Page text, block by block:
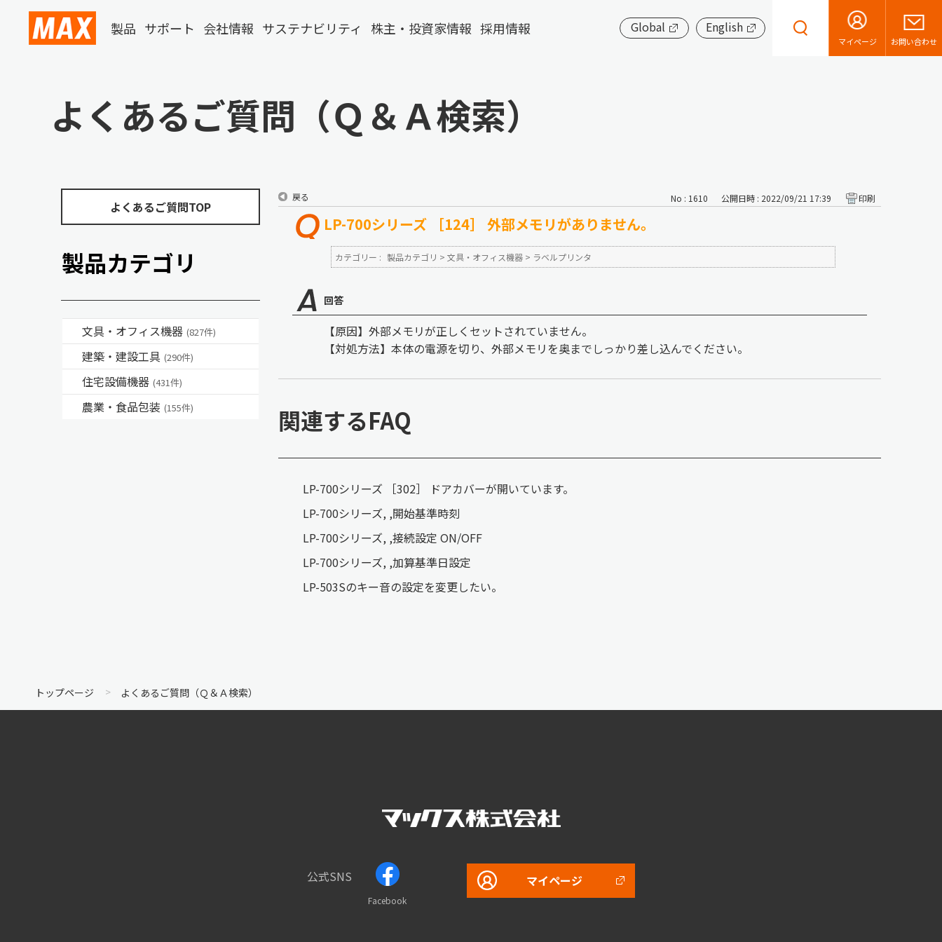
製品 サポート 会社情報 サステナビリティ 株主・投資家情報 採用情報 Global English
マイページ お問い合わせ
よくあるご質問（Ｑ＆Ａ検索）
よくあるご質問TOP
製品カテゴリ
文具・オフィス機器 (827件)
建築・建設工具 (290件)
住宅設備機器 (431件)
農業・食品包装 (155件)
戻る No : 1610 公開日時 : 2022/09/21 17:39 印刷
LP-700シリーズ ［124］ 外部メモリがありません。
カテゴリー : 製品カテゴリ > 文具・オフィス機器 > ラベルプリンタ
回答
【原因】外部メモリが正しくセットされていません。
【対処方法】本体の電源を切り、外部メモリを奥までしっかり差し込んでください。
関連するFAQ
LP-700シリーズ ［302］ ドアカバーが開いています。
LP-700シリーズ, ,開始基準時刻
LP-700シリーズ, ,接続設定 ON/OFF
LP-700シリーズ, ,加算基準日設定
LP-503Sのキー音の設定を変更したい。
トップページ よくあるご質問（Ｑ＆Ａ検索）
公式SNS
Facebook
マイページ